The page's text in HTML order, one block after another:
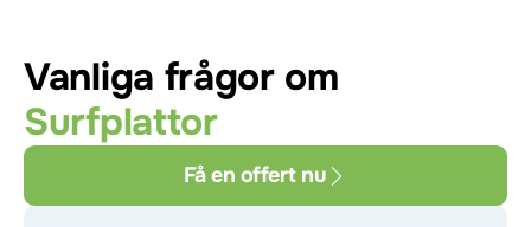
Vanliga frågor om
Surfplattor
Få en offert nu